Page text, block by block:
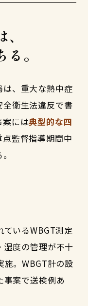
。
、重大な熱中症
衛生法違反で書
案には典型的な四
監督指導期間中
ているWBGT測定
湿度の管理が不十
施。WBGT計の設
事案で送検例あ